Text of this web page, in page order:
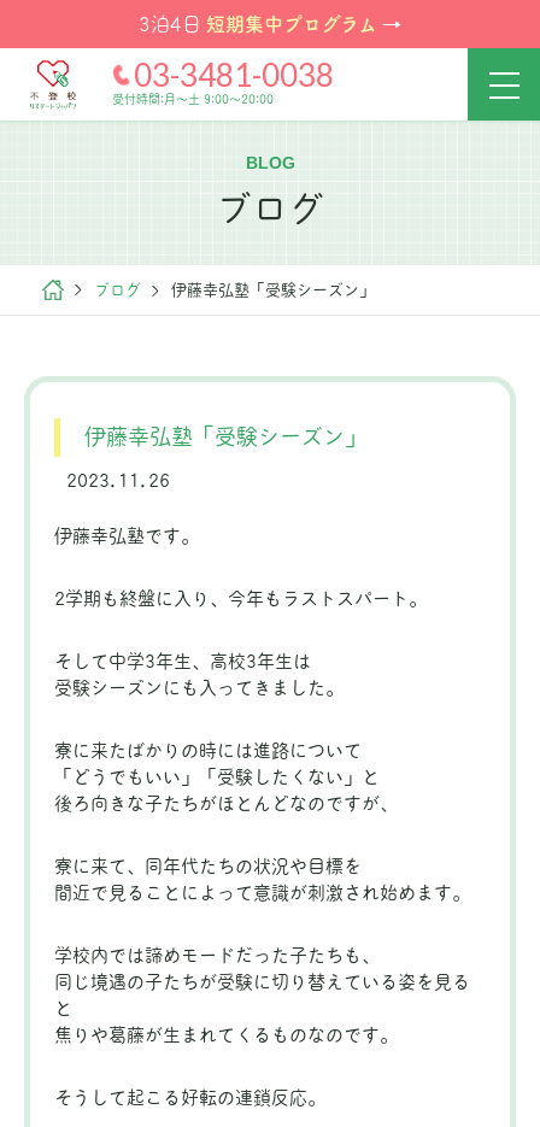
3泊4日 短期集中プログラム →
03-3481-0038
受付時間:月～土 9:00～20:00
BLOG
ブログ
ブログ 伊藤幸弘塾「受験シーズン」
伊藤幸弘塾「受験シーズン」
2023.11.26
伊藤幸弘塾です。
2学期も終盤に入り、今年もラストスパート。
そして中学3年生、高校3年生は
受験シーズンにも入ってきました。
寮に来たばかりの時には進路について
「どうでもいい」「受験したくない」と
後ろ向きな子たちがほとんどなのですが、
寮に来て、同年代たちの状況や目標を
間近で見ることによって意識が刺激され始めます。
学校内では諦めモードだった子たちも、
同じ境遇の子たちが受験に切り替えている姿を見る
と
焦りや葛藤が生まれてくるものなのです。
そうして起こる好転の連鎖反応。